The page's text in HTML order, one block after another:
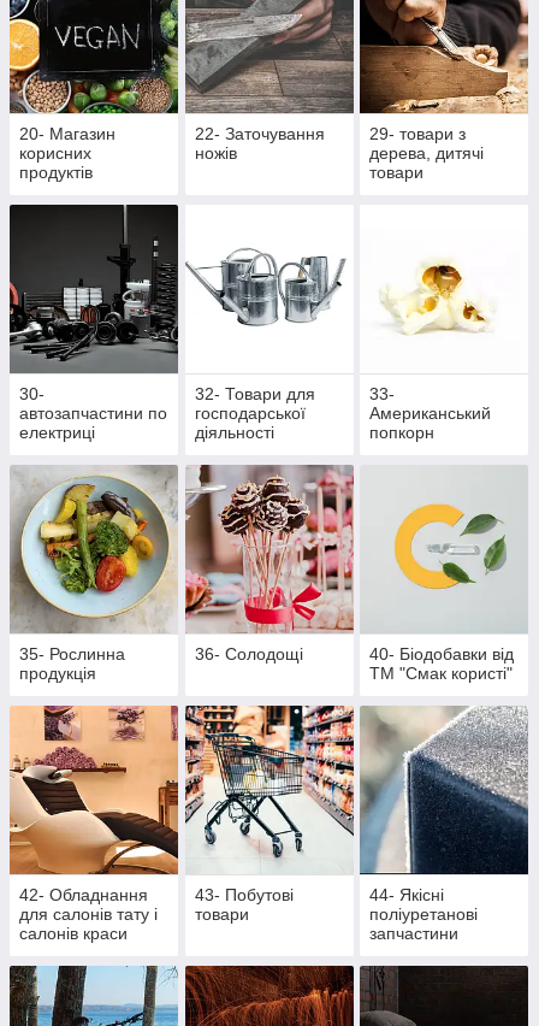
20- Магазин
корисних
продуктів
22- Заточування
ножів
29- товари з
дерева, дитячі
товари
30-
автозапчастини по
електриці
32- Товари для
господарської
діяльності
33-
Американський
попкорн
35- Рослинна
продукція
36- Солодощі
40- Біодобавки від
ТМ "Смак користі"
42- Обладнання
для салонів тату і
салонів краси
43- Побутові
товари
44- Якісні
поліуретанові
запчастини